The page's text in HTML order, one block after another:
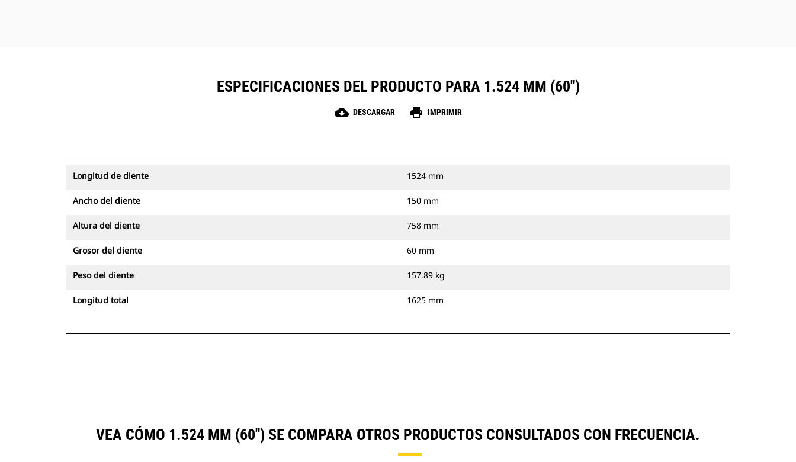
ESPECIFICACIONES DEL PRODUCTO PARA 1.524 MM (60")
cloud_download DESCARGAR print IMPRIMIR
Longitud de diente 1524 mm
Ancho del diente 150 mm
Altura del diente 758 mm
Grosor del diente 60 mm
Peso del diente 157.89 kg
Longitud total 1625 mm
VEA CÓMO 1.524 MM (60") SE COMPARA OTROS PRODUCTOS CONSULTADOS CON FRECUENCIA.